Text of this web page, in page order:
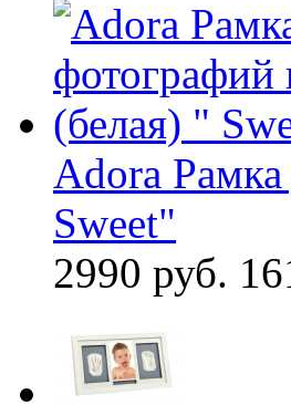
Adora
Sweet"
2990 руб.